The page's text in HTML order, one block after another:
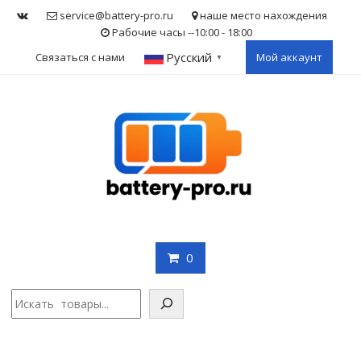
service@battery-pro.ru
наше место нахождения
Рабочие часы --10:00 - 18:00
Связаться с нами
Русский ▼ Мой аккаунт
0